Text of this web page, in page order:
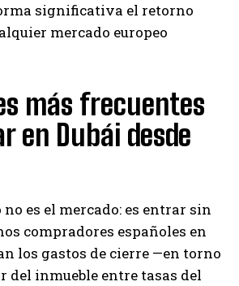
significativa el retorno
mercado europeo
más frecuentes
en Dubái desde
es el mercado: es entrar sin
compradores españoles en
los gastos de cierre —en torno
del inmueble entre tasas del